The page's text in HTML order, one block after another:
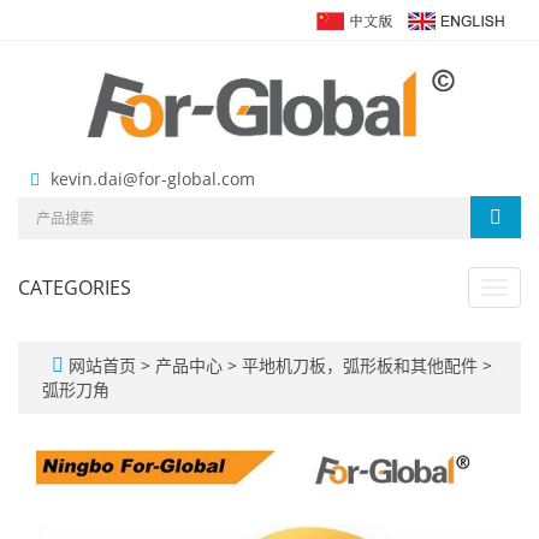
kevin.dai@for-global.com
CATEGORIES
网站首页 > 产品中心 > 平地机刀板，弧形板和其他配件 >
弧形刀角